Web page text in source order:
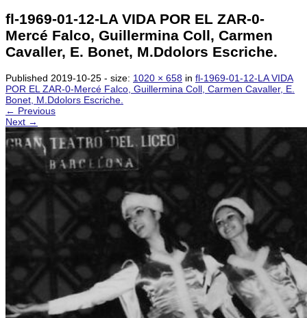
fl-1969-01-12-LA VIDA POR EL ZAR-0-
Mercé Falco, Guillermina Coll, Carmen
Cavaller, E. Bonet, M.Ddolors Escriche.
Published 2019-10-25 - size: 1020 × 658 in fl-1969-01-12-LA VIDA
POR EL ZAR-0-Mercé Falco, Guillermina Coll, Carmen Cavaller, E.
Bonet, M.Ddolors Escriche.
← Previous
Next →